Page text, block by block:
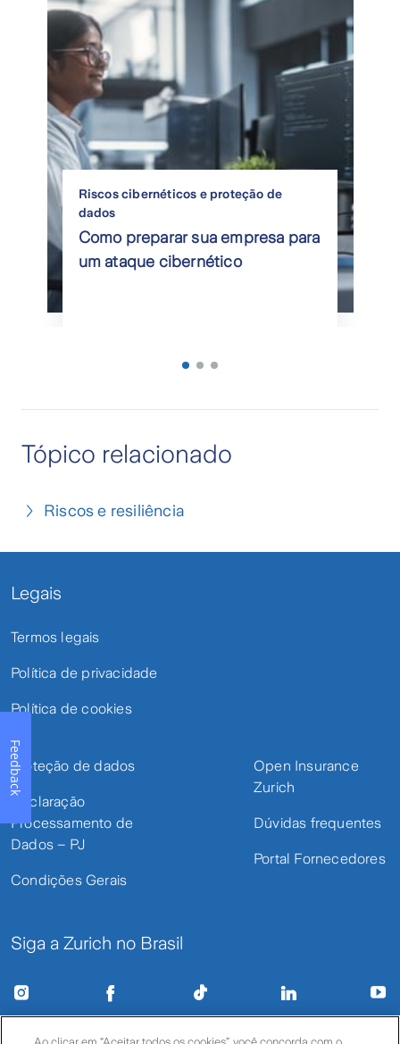
Video
Riscos cibernéticos e proteção de
dados
Como preparar sua empresa para
um ataque cibernético
Tópico relacionado
Riscos e resiliência
Legais
Termos legais
Política de privacidade
Política de cookies
Proteção de dados
Declaração
Processamento de
Dados – PJ
Condições Gerais
Open Insurance
Zurich
Dúvidas frequentes
Portal Fornecedores
Siga a Zurich no Brasil
Feedback